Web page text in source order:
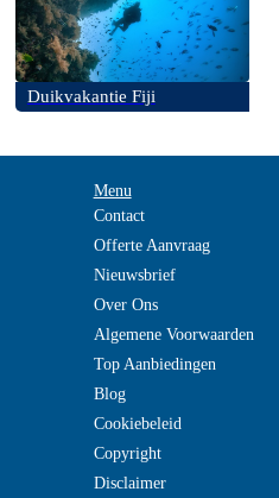
Duikvakantie Fiji
Menu
Contact
Offerte Aanvraag
Nieuwsbrief
Over Ons
Algemene Voorwaarden
Top Aanbiedingen
Blog
Cookiebeleid
Copyright
Disclaimer